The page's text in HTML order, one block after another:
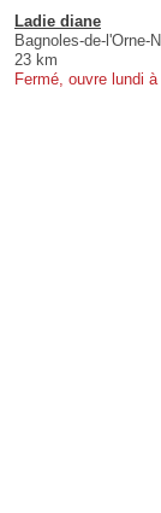
Ladie diane
Bagnoles-de-l'Orne-
23 km
Fermé, ouvre lundi à